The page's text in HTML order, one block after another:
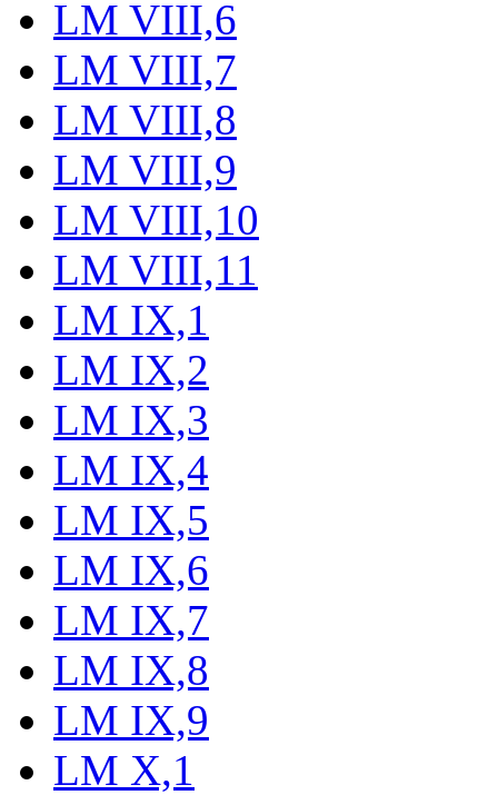
LM VIII,6
LM VIII,7
LM VIII,8
LM VIII,9
LM VIII,10
LM VIII,11
LM IX,1
LM IX,2
LM IX,3
LM IX,4
LM IX,5
LM IX,6
LM IX,7
LM IX,8
LM IX,9
LM X,1